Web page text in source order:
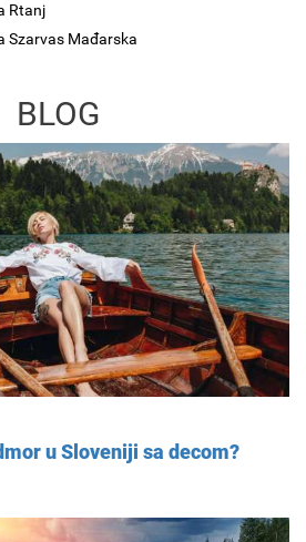
Rtanj
Szarvas Mađarska
BLOG
u Sloveniji sa decom?